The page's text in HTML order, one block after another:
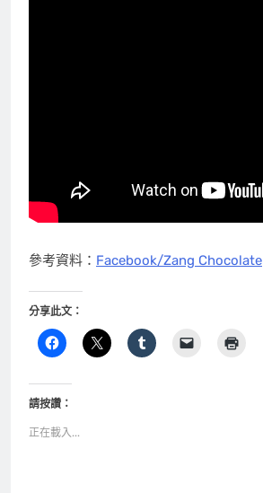
參考資料： Facebook/Zang Chocolate
分享此文：
請按讚：
正在載入...